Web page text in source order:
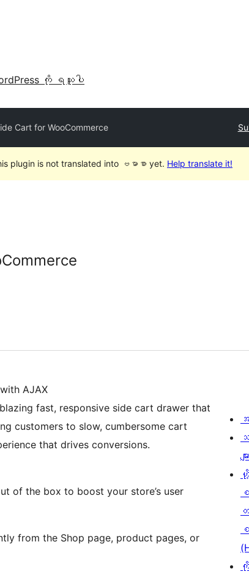
ကို ရယူပါ
Cart for WooCommerce
plugin is not translated into ဗမာစာ yet. Help translate it!
AJAX
fast, responsive side cart drawer that
customers to slow, cumbersome cart
that drives conversions.
of the box to boost your store’s user
from the Shop page, product pages, or
များ
စ